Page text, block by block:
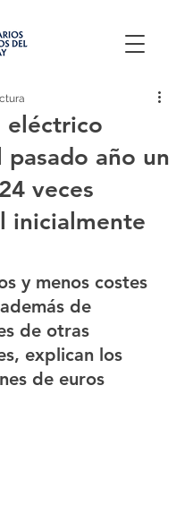
eléctrico
año un
veces
inicialmente
y menos costes
de
de otras
explican los
de euros